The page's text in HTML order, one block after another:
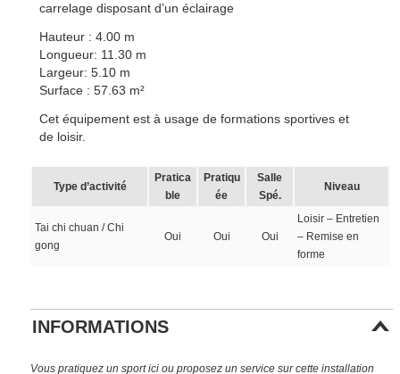
carrelage disposant d’un éclairage
Hauteur : 4.00 m
Longueur: 11.30 m
Largeur: 5.10 m
Surface : 57.63 m²
Cet équipement est à usage de formations sportives et
de loisir.
Type d’activité
Pratica
ble
Pratiqu
ée
Salle
Spé.
Niveau
Tai chi chuan / Chi
gong
Oui Oui Oui
Loisir – Entretien
– Remise en
forme
INFORMATIONS
Vous pratiquez un sport ici ou proposez un service sur cette installation